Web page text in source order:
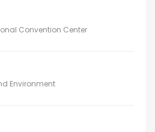
Convention Center
Environment